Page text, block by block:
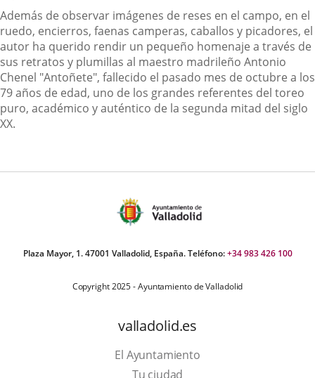
Además de observar imágenes de reses en el campo, en el
ruedo, encierros, faenas camperas, caballos y picadores, el
autor ha querido rendir un pequeño homenaje a través de
sus retratos y plumillas al maestro madrileño Antonio
Chenel "Antoñete", fallecido el pasado mes de octubre a los
79 años de edad, uno de los grandes referentes del toreo
puro, académico y auténtico de la segunda mitad del siglo
XX.
Plaza Mayor, 1. 47001 Valladolid, España. Teléfono:+34 983 426 100
Copyright 2025 - Ayuntamiento de Valladolid
valladolid.es
El Ayuntamiento
Tu ciudad